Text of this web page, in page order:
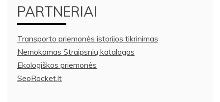
PARTNERIAI
Transporto priemonės istorijos tikrinimas
Nemokamas Straipsnių katalogas
Ekologiškos priemonės
SeoRocket.lt